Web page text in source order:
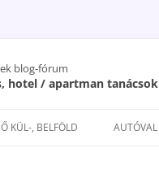
blog-fórum
hotel / apartman tanácsok
KÜL-, BELFÖLD AUTÓVAL